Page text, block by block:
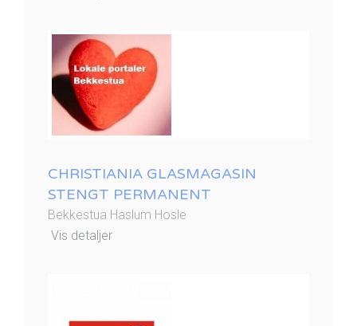
CHRISTIANIA GLASMAGASIN
STENGT PERMANENT
Bekkestua Haslum Hosle
Vis detaljer